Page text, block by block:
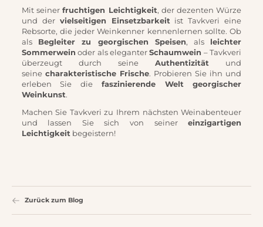
Mit seiner fruchtigen Leichtigkeit, der dezenten Würze
und der vielseitigen Einsetzbarkeit ist Tavkveri eine
Rebsorte, die jeder Weinkenner kennenlernen sollte. Ob
als
Begleiter zu georgischen Speisen, als
leichter
Sommerwein oder als eleganter Schaumwein – Tavkveri
überzeugt durch seine
Authentizität
und
seine charakteristische Frische. Probieren Sie ihn und
erleben Sie die
faszinierende Welt georgischer
Weinkunst.
Machen Sie Tavkveri zu Ihrem nächsten Weinabenteuer
und lassen Sie sich von seiner
einzigartigen
Leichtigkeit begeistern!
Zurück zum Blog